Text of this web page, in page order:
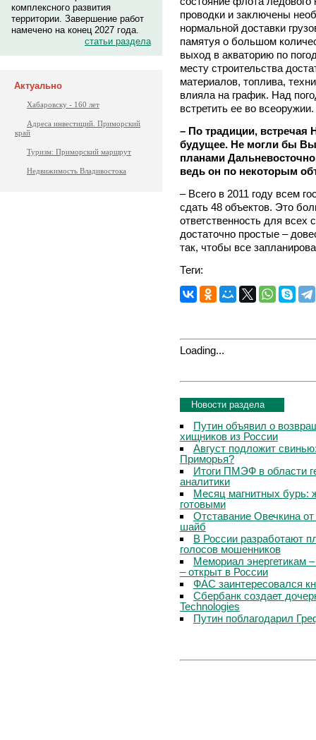
комплексного развития
территории. Завершение работ
намечено на конец 2027 года.
статьи раздела
Актуально
Хабаровску - 160 лет
Адреса инвестиций. Приморский
край
Туризм: Приморский маршрут
Недвижимость Владивостока
проводки и заключены
нормальной доставки
памятуя о большом
выход в акваторию по
месту строительства
материалов, топлива,
влияла на график. Над
встретить ее во всеоружии.
– По традиции,
будущее. Не могли бы
планами
ведь он по некоторым
– Всего в 2011 году всем
сдать 48 объектов. Это
ответственность для
достаточно простые –
так, чтобы все
Теги:
Loading...
Новости раздела
Путин объявил о
хищников из России
Август подложит
Приморья?
Итоги ПМЭФ в области
аналитики
Месяц магнитных бурь:
готовыми
Отставание Овечкина
шайб
В России разработают
голосов мошенников
Мемориал энергетикам
– открыт в России
ФАС заинтересовался
Сбербанк создает
Technologies
Путин поблагодарил